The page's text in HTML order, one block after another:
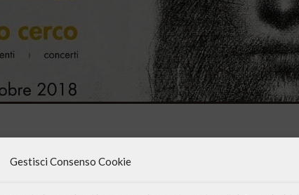
Gestisci Consenso Cookie
“